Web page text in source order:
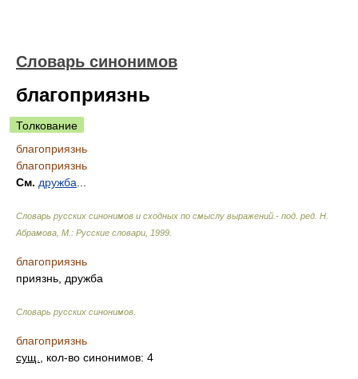
Словарь синонимов
благоприязнь
Толкование
благоприязнь
благоприязнь
См. дружба
Словарь русских синонимов и сходных по смыслу выражений.- под. ред. Н.
Абрамова, М.: Русские словари 1999
благоприязнь
приязнь, дружба
Словарь русских синонимов
благоприязнь
сущ.
, кол-во синонимов: 4